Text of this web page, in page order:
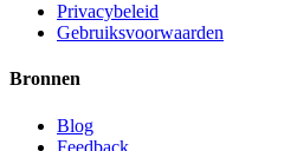
Privacybeleid
Gebruiksvoorwaarden
Bronnen
Blog
Feedback